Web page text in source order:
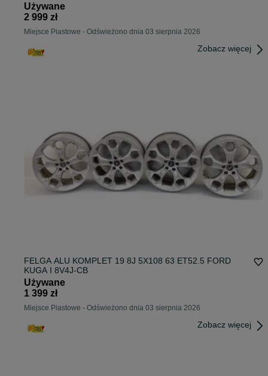
Używane
2 999 zł
Miejsce Piastowe - Odświeżono dnia 03 sierpnia 2026
Zobacz więcej
FELGA ALU KOMPLET 19 8J 5X108 63 ET52.5 FORD
KUGA I 8V4J-CB
Używane
1 399 zł
Miejsce Piastowe - Odświeżono dnia 03 sierpnia 2026
Zobacz więcej